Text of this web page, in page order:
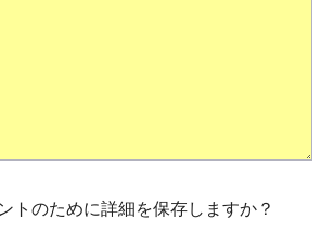
トのために詳細を保存しますか？